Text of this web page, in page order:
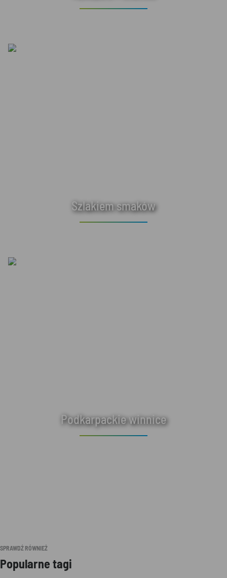
Szlakiem smaków
Podkarpackie winnice
SPRAWDŹ RÓWNIEŻ
Popularne tagi